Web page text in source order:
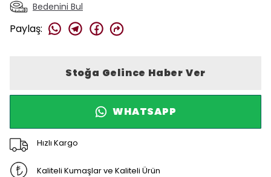
Bedenini Bul
Paylaş:
Stoğa Gelince Haber Ver
WHATSAPP
Hızlı Kargo
Kaliteli Kumaşlar ve Kaliteli Ürün